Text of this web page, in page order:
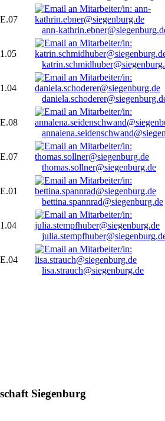
E.07
ann-
1.05
1.04
E.08
E.07
thomas.sollner@siegenburg.de
E.01
bettina.spannrad@siegenburg.de
1.04
E.04
lisa.strauch@siegenburg.de
Siegenburg